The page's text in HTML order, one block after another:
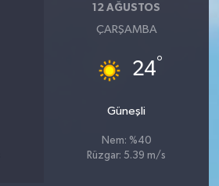
12 AĞUSTOS
ÇARŞAMBA
24°
Güneşli
Nem: %40
Rüzgar: 5.39 m/s